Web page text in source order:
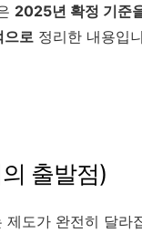
2025년 확정 기준
으로 정리한 내용입
출발점)
도가 완전히 달라